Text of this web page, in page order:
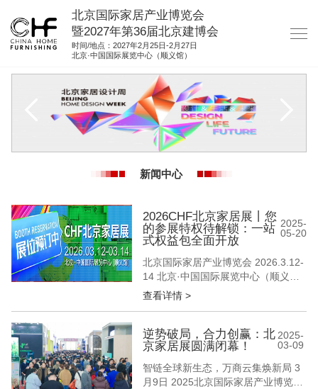
北京国际家居产业博览会
暨2027年第36届北京建博会
时间/地点：2027年2月25日-2月27日
北京·中国国际展览中心（顺义馆）
资料下载
集团展会
参展联络
新闻中心
2026CHF北京家居展丨您
的参展特权待解锁：一站
式权益包全面开放
2025-
05-20
北京国际家居产业博览会 2026.3.12-
14 北京·中国国际展览中心（顺义
馆） 当行业深陷“智能参数内卷”“概念
15万+专业采购商现场对接 数十场商
贸对接会精准匹配 在这个数据至上的
时代 我们始终坚信 真正的商业价值
始于...
查看详情 >
逆势破局，合力创赢：北
京家居展圆满闭幕！
2025-
03-09
智链全球新生态，万商云集焕新局 3
月9日 2025北京国际家居产业博览会